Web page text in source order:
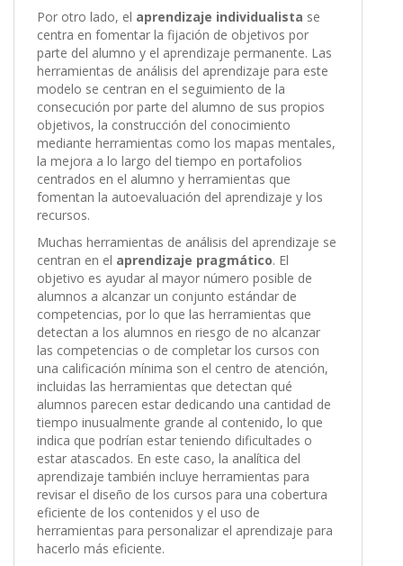
Por otro lado, el aprendizaje individualista se
centra en fomentar la fijación de objetivos por
parte del alumno y el aprendizaje permanente. Las
herramientas de análisis del aprendizaje para este
modelo se centran en el seguimiento de la
consecución por parte del alumno de sus propios
objetivos, la construcción del conocimiento
mediante herramientas como los mapas mentales,
la mejora a lo largo del tiempo en portafolios
centrados en el alumno y herramientas que
fomentan la autoevaluación del aprendizaje y los
recursos.
Muchas herramientas de análisis del aprendizaje se
centran en el aprendizaje pragmático. El
objetivo es ayudar al mayor número posible de
alumnos a alcanzar un conjunto estándar de
competencias, por lo que las herramientas que
detectan a los alumnos en riesgo de no alcanzar
las competencias o de completar los cursos con
una calificación mínima son el centro de atención,
incluidas las herramientas que detectan qué
alumnos parecen estar dedicando una cantidad de
tiempo inusualmente grande al contenido, lo que
indica que podrían estar teniendo dificultades o
estar atascados. En este caso, la analítica del
aprendizaje también incluye herramientas para
revisar el diseño de los cursos para una cobertura
eficiente de los contenidos y el uso de
herramientas para personalizar el aprendizaje para
hacerlo más eficiente.